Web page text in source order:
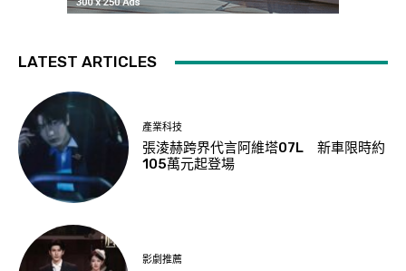
LATEST ARTICLES
產業科技
張淩赫跨界代言阿維塔07L 新車限時約
105萬元起登場
影劇推薦